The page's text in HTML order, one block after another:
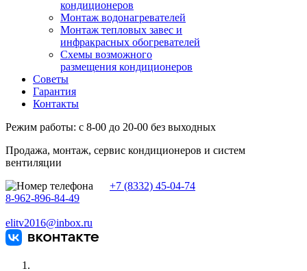
кондиционеров
Монтаж водонагревателей
Монтаж тепловых завес и
инфракрасных обогревателей
Схемы возможного
размещения кондиционеров
Советы
Гарантия
Контакты
Режим работы: с 8-00 до 20-00 без выходных
Продажа, монтаж, сервис кондиционеров и систем
вентиляции
+7 (8332) 45-04-74
8-962-896-84-49
elitv2016@inbox.ru